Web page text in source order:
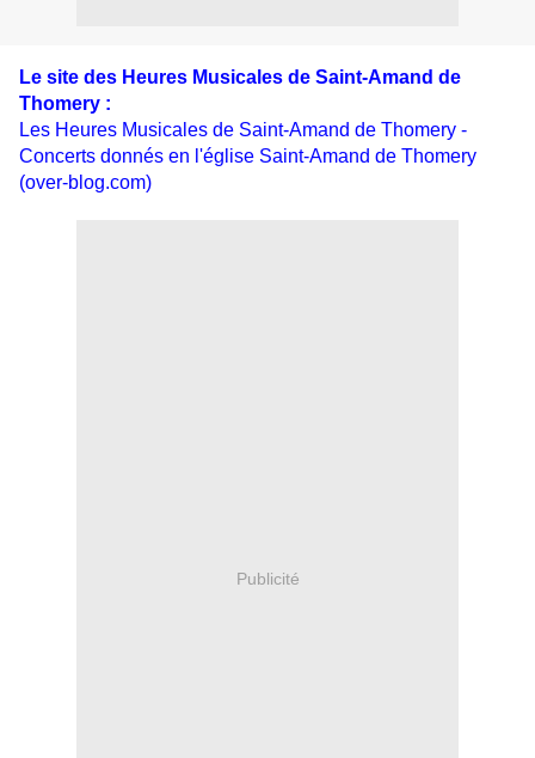
Le site des Heures Musicales de Saint-Amand de
Thomery :
Les Heures Musicales de Saint-Amand de Thomery -
Concerts donnés en l'église Saint-Amand de Thomery
(over-blog.com)
Publicité